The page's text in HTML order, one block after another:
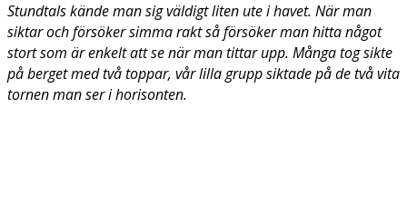
Stundtals kände man sig väldigt liten ute i havet. När man
siktar och försöker simma rakt så försöker man hitta något
stort som är enkelt att se när man tittar upp. Många tog sikte
på berget med två toppar, vår lilla grupp siktade på de två vita
tornen man ser i horisonten.